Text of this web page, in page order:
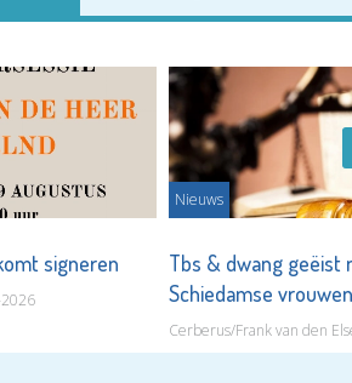
signeren
Nieuws
Tbs & dwang geëist
Schiedamse
Cerberus/Frank van den